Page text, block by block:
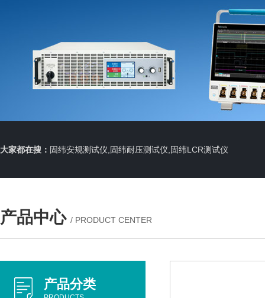
大家都在搜： 固纬安规测试仪,固纬耐压测试仪,固纬LCR测试仪
产品中心 / PRODUCT CENTER
产品分类